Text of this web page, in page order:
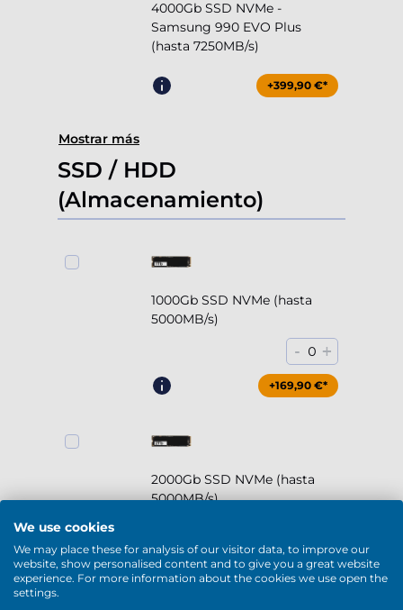
4000Gb SSD NVMe -
Samsung 990 EVO Plus
(hasta 7250MB/s)
+399,90 €*
Mostrar más
SSD / HDD
(Almacenamiento)
1000Gb SSD NVMe (hasta
5000MB/s)
- 0 +
+169,90 €*
2000Gb SSD NVMe (hasta
5000MB/s)
+294,90 €*
We use cookies
We may place these for analysis of our visitor data, to improve our
website, show personalised content and to give you a great website
experience. For more information about the cookies we use open the
settings.